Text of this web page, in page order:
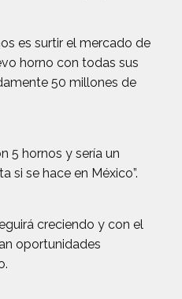
es surtir el mercado de
horno con todas sus
50 millones de
5 hornos y sería un
si se hace en México”.
creciendo y con el
oportunidades